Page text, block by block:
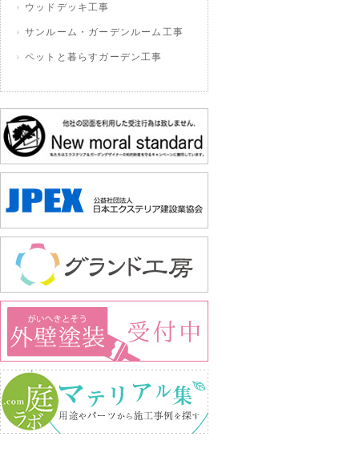
ウッドデッキ工事
サンルーム・ガーデンルーム工事
ペットと暮らすガーデン工事